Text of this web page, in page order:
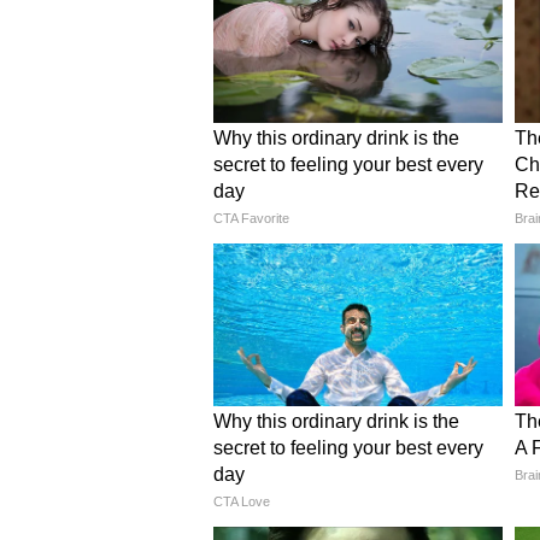
থার্মাল শক সবার জন্যই ক্ষতিকর,
১. হাই BP ও হার্টের রোগী: এদের
করতে পারে না।
২. বাচ্চা ও বয়স্ক মানুষ: এদের
অসুস্থ হয়ে পড়ে।
৩. অ্যাজমা ও মাইগ্রেনের রোগী:
ব্যথা চরমে ওঠে।
৪. ডায়াবেটিসের রোগী: এদের নার্ভ
দেরিতে।
গরম থেকে ফিরে বাঁচার ৫টি নিয়ম
আরাম করতে গিয়ে অসুস্থ হবেন না।
এড়ানো সম্ভব।